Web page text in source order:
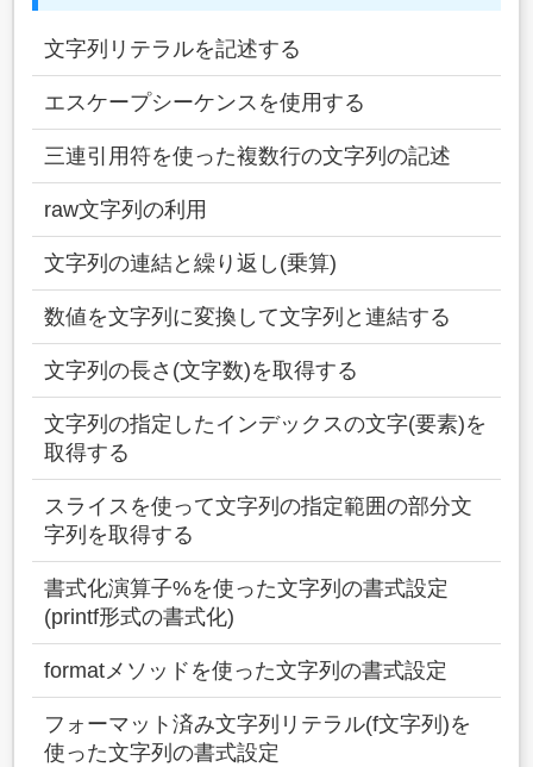
文字列リテラルを記述する
エスケープシーケンスを使用する
三連引用符を使った複数行の文字列の記述
raw文字列の利用
文字列の連結と繰り返し(乗算)
数値を文字列に変換して文字列と連結する
文字列の長さ(文字数)を取得する
文字列の指定したインデックスの文字(要素)を
取得する
スライスを使って文字列の指定範囲の部分文
字列を取得する
書式化演算子%を使った文字列の書式設定
(printf形式の書式化)
formatメソッドを使った文字列の書式設定
フォーマット済み文字列リテラル(f文字列)を
使った文字列の書式設定